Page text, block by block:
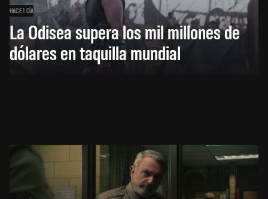
HACE 1 DÍA
La Odisea supera los mil millones de
dólares en taquilla mundial